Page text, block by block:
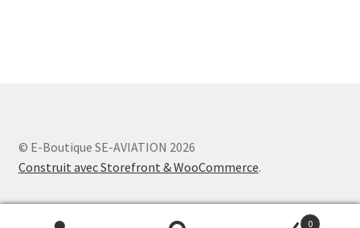
© E-Boutique SE-AVIATION 2026
Construit avec Storefront & WooCommerce.
0